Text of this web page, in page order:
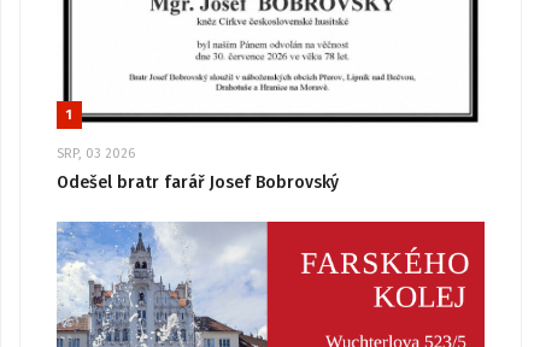
1
SRP, 03 2026
Odešel bratr farář Josef Bobrovský